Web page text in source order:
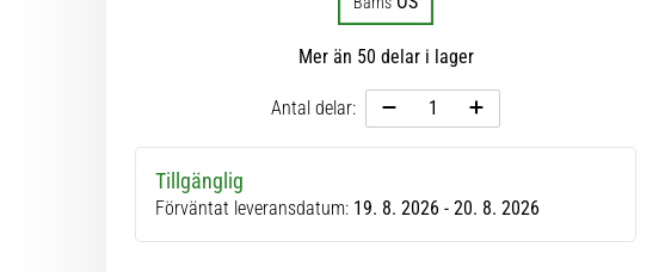
Mer än 50 delar i lager
Antal delar:
Tillgänglig
Förväntat leveransdatum: 19. 8. 2026 - 20. 8. 2026